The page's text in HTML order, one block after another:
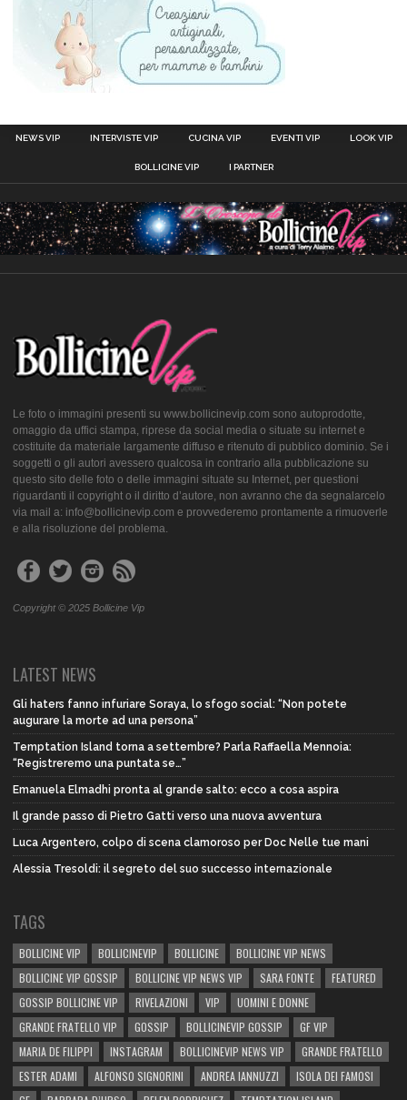
NEWS VIP INTERVISTE VIP CUCINA VIP EVENTI VIP LOOK VIP
BOLLICINE VIP I PARTNER
Le foto o immagini presenti su www.bollicinevip.com sono autoprodotte,
omaggio da uffici stampa, riprese da social media o situate su internet e
costituite da materiale largamente diffuso e ritenuto di pubblico dominio. Se i
soggetti o gli autori avessero qualcosa in contrario alla pubblicazione su
questo sito delle foto o delle immagini situate su Internet, per questioni
riguardanti il copyright o il diritto d’autore, non avranno che da segnalarcelo
via mail a: info@bollicinevip.com e provvederemo prontamente a rimuoverle
e alla risoluzione del problema.
Copyright © 2025 Bollicine Vip
LATEST NEWS
Gli haters fanno infuriare Soraya, lo sfogo social: “Non potete
augurare la morte ad una persona”
Temptation Island torna a settembre? Parla Raffaella Mennoia:
“Registreremo una puntata se…”
Emanuela Elmadhi pronta al grande salto: ecco a cosa aspira
Il grande passo di Pietro Gatti verso una nuova avventura
Luca Argentero, colpo di scena clamoroso per Doc Nelle tue mani
Alessia Tresoldi: il segreto del suo successo internazionale
TAGS
BOLLICINE VIP BOLLICINEVIP BOLLICINE
BOLLICINE VIP NEWS
BOLLICINE VIP GOSSIP
BOLLICINE VIP NEWS VIP SARA FONTE
FEATURED
GOSSIP BOLLICINE VIP
RIVELAZIONI VIP
UOMINI E DONNE
GRANDE FRATELLO VIP
GOSSIP BOLLICINEVIP GOSSIP
GF VIP
MARIA DE FILIPPI
INSTAGRAM BOLLICINEVIP NEWS VIP
GRANDE FRATELLO
ESTER ADAMI
ALFONSO SIGNORINI ANDREA IANNUZZI
ISOLA DEI FAMOSI